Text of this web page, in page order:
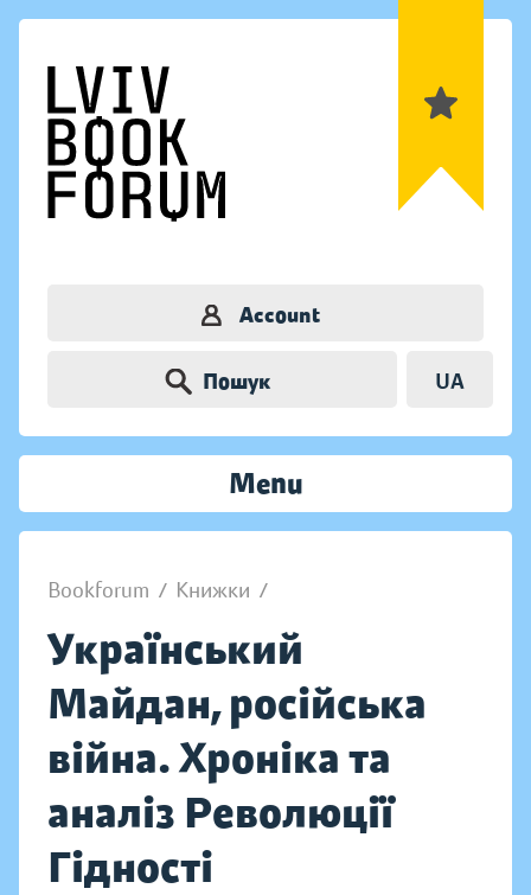
Account
Пошук UA
Menu
Bookforum / Книжки /
Український
Майдан, російська
війна. Хроніка та
аналіз Революції
Гідності